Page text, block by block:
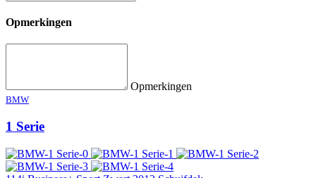
Opmerkingen
Opmerkingen
BMW
1 Serie